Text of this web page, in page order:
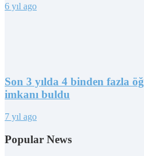
6 yıl ago
Son 3 yılda 4 binden fazla
imkanı buldu
7 yıl ago
Popular News